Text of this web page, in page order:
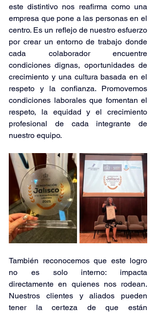
este distintivo nos reafirma como una
empresa que pone a las personas en el
centro. Es un reflejo de nuestro esfuerzo
por crear un entorno de trabajo donde
cada colaborador encuentre
condiciones dignas, oportunidades de
crecimiento y una cultura basada en el
respeto y la confianza. Promovemos
condiciones laborales que fomentan el
respeto, la equidad y el crecimiento
profesional de cada integrante de
nuestro equipo.
También reconocemos que este logro
no es solo interno: impacta
directamente en quienes nos rodean.
Nuestros clientes y aliados pueden
tener la certeza de que están